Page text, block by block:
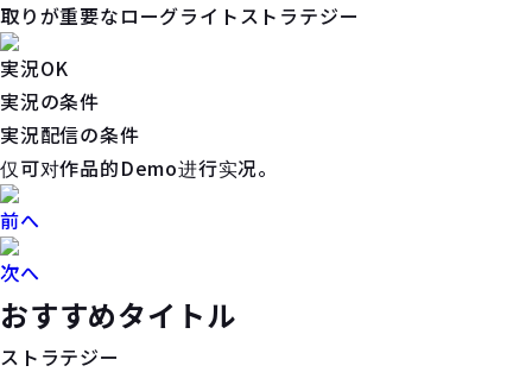
取りが重要なローグライトストラテジー
実況OK
実況の条件
実況配信の条件
仅可对作品的Demo进行实况。
前へ
次へ
おすすめタイトル
ストラテジー